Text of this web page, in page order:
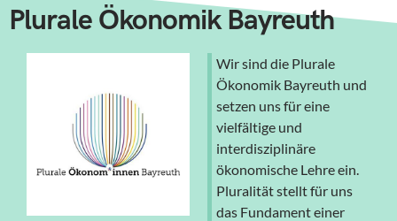
Plurale Ökonomik Bayreuth
Wir sind die Plurale
Ökonomik Bayreuth und
setzen uns für eine
vielfältige und
interdisziplinäre
ökonomische Lehre ein.
Pluralität stellt für uns
das Fundament einer